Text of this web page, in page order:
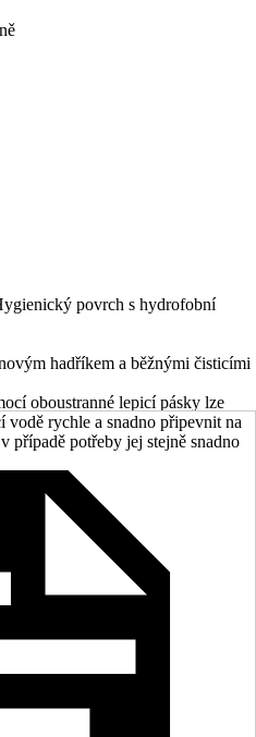
povrch s hydrofobní
hadříkem a běžnými čisticími
oboustranné lepicí pásky lze
rychle a snadno připevnit na
případě potřeby jej stejně snadno